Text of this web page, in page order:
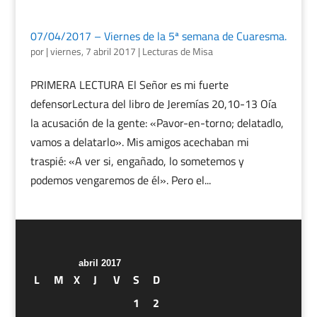
07/04/2017 – Viernes de la 5ª semana de Cuaresma.
por|viernes, 7 abril 2017 | Lecturas de Misa
PRIMERA LECTURA El Señor es mi fuerte
defensorLectura del libro de Jeremías 20,10-13 Oía
la acusación de la gente: «Pavor-en-torno; delatadlo,
vamos a delatarlo». Mis amigos acechaban mi
traspié: «A ver si, engañado, lo sometemos y
podemos vengaremos de él». Pero el...
abril 2017
L M X J V S
D
1
2